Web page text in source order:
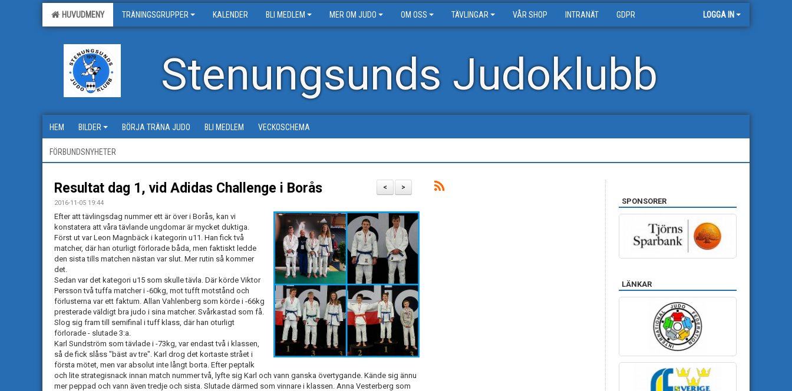
HUVUDMENY TRÄNINGSGRUPPER KALENDER BLI MEDLEM MER OM JUDO OM OSS TÄVLINGAR VÅR SHOP INTRANÄT GDPR LOGGA IN
Stenungsunds Judoklubb
HEM BILDER BÖRJA TRÄNA JUDO BLI MEDLEM VECKOSCHEMA
FÖRBUNDSNYHETER
>
<
Resultat dag 1, vid Adidas Challenge i Borås
2016-11-05 19:44
Efter att tävlingsdag nummer ett är över i Borås, kan vi
konstatera att våra tävlande ungdomar är mycket duktiga.
Först ut var Leon Magnbäck i kategorin u11. Han fick två
matcher, där han oturligt förlorade båda, men faktiskt ledde
den sista tills matchen nästan var slut. Mer rutin så kommer
det.
Sedan var det kategori u15 som skulle tävla. Där körde Viktor
Persson två tuffa matcher i -60kg, mot tufft motstånd och
förlusterna var ett faktum. Allan Vahlenberg som körde i -66kg
presterade väldigt bra judo i sina matcher. Svårkastad som få.
Slog sig fram till semifinal i tuff klass, där han oturligt
förlorade - slutade 3:a.
Karl Sundström som tävlade i -73kg, var endast två i klassen,
så de fick slåss "bäst av tre". Karl drog det kortaste strået i
första mötet, men var absolut inte långt borta. Efter peptalk
och lite strategisnack innan match nummer två, lyfte sig Karl och vann ganska övertygande. Kände sig ännu
mer peppad och vann även tredje och sista. Slutade därmed som vinnare i klassen. Anna Vesterberg som
SPONSORER
LÄNKAR